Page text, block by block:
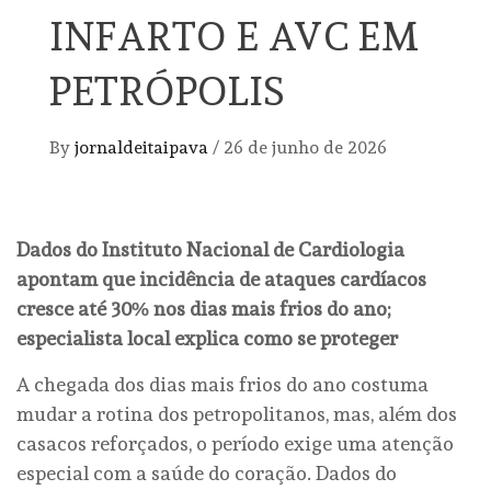
INFARTO E AVC EM
PETRÓPOLIS
By jornaldeitaipava / 26 de junho de 2026
Dados do Instituto Nacional de Cardiologia
apontam que incidência de ataques cardíacos
cresce até 30% nos dias mais frios do ano;
especialista local explica como se proteger
A chegada dos dias mais frios do ano costuma
mudar a rotina dos petropolitanos, mas, além dos
casacos reforçados, o período exige uma atenção
especial com a saúde do coração. Dados do